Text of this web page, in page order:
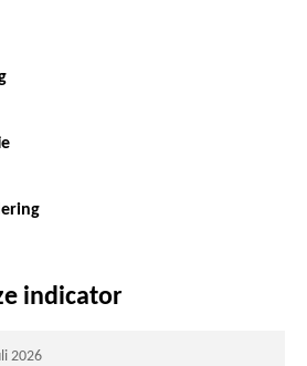
indicator
2026